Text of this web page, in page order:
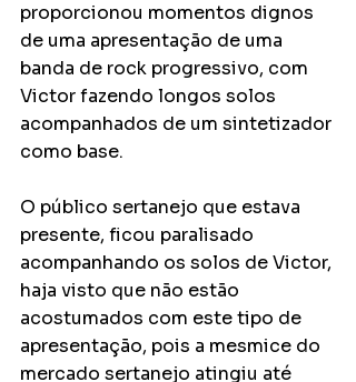
proporcionou momentos dignos
de uma apresentação de uma
banda de rock progressivo, com
Victor fazendo longos solos
acompanhados de um sintetizador
como base.
O público sertanejo que estava
presente, ficou paralisado
acompanhando os solos de Victor,
haja visto que não estão
acostumados com este tipo de
apresentação, pois a mesmice do
mercado sertanejo atingiu até